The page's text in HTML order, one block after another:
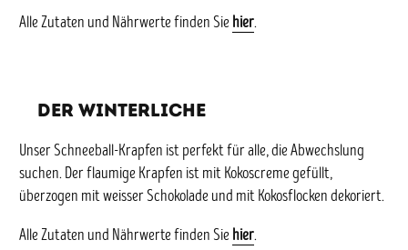
Alle Zutaten und Nährwerte finden Sie hier.
DER WINTERLICHE
Unser Schneeball-Krapfen ist perfekt für alle, die Abwechslung
suchen. Der flaumige Krapfen ist mit Kokoscreme gefüllt,
überzogen mit weisser Schokolade und mit Kokosflocken dekoriert.
Alle Zutaten und Nährwerte finden Sie hier.